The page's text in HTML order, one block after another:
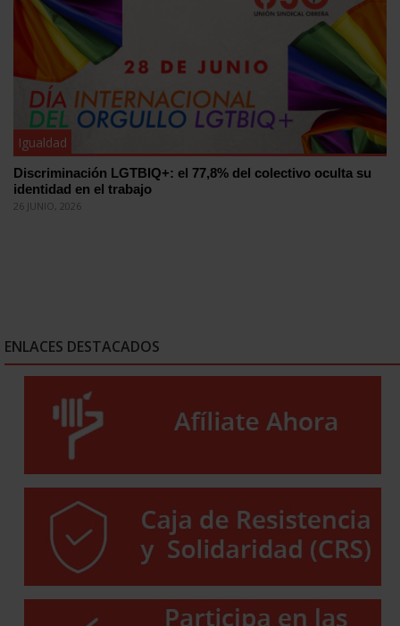
Igualdad
Discriminación LGTBIQ+: el 77,8% del colectivo oculta su
identidad en el trabajo
26 JUNIO, 2026
ENLACES DESTACADOS